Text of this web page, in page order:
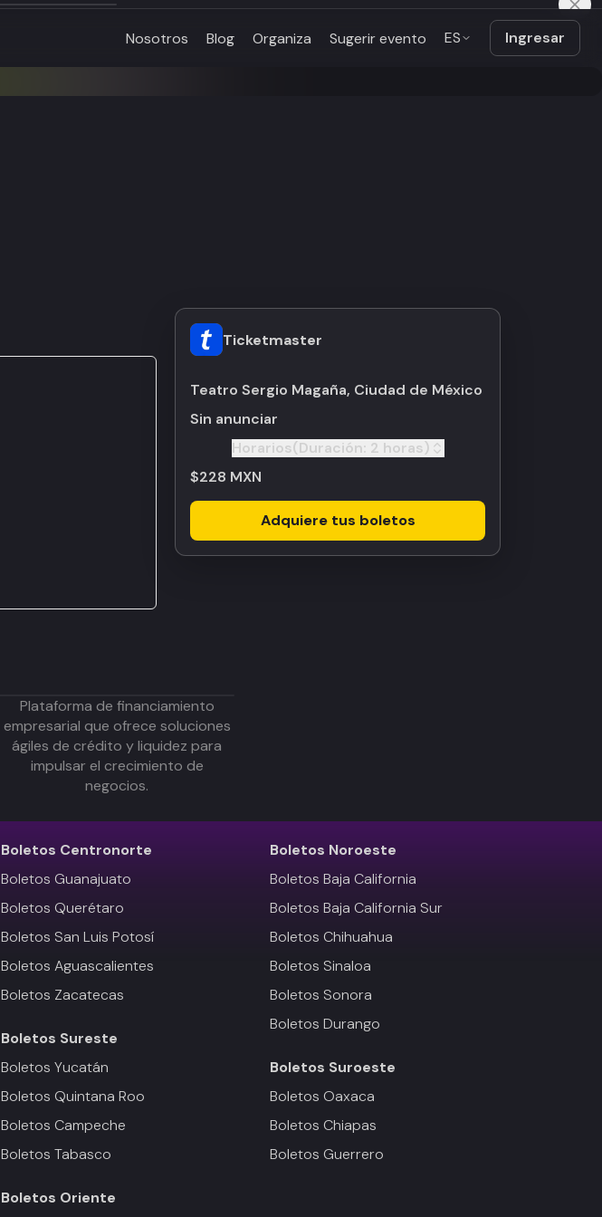
Nosotros Blog Organiza Sugerir evento ES Ingresar
Ticketmaster
Teatro Sergio Magaña, Ciudad de México
Sin anunciar
Horarios(Duración: 2 horas)
Toggle
$228 MXN
Adquiere tus boletos
Plataforma de financiamiento
empresarial que ofrece soluciones
ágiles de crédito y liquidez para
impulsar el crecimiento de
negocios.
Boletos Centronorte
Boletos Guanajuato
Boletos Querétaro
Boletos San Luis Potosí
Boletos Aguascalientes
Boletos Zacatecas
Boletos Sureste
Boletos Yucatán
Boletos Quintana Roo
Boletos Campeche
Boletos Tabasco
Boletos Oriente
Boletos Noroeste
Boletos Baja California
Boletos Baja California Sur
Boletos Chihuahua
Boletos Sinaloa
Boletos Sonora
Boletos Durango
Boletos Suroeste
Boletos Oaxaca
Boletos Chiapas
Boletos Guerrero